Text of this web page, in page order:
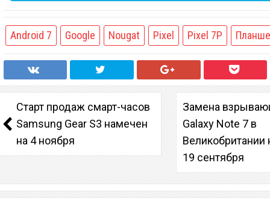
Android 7 Google Nougat Pixel Pixel 7P
Старт продаж смарт-часов
Samsung Gear S3 намечен
на 4 ноября
Замена
Galaxy Note 7 в
Великобритании
19 сентября